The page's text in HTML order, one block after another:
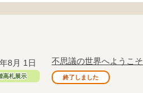
8月 1日
高札展示
不思議の世界へようこそ
終了しました